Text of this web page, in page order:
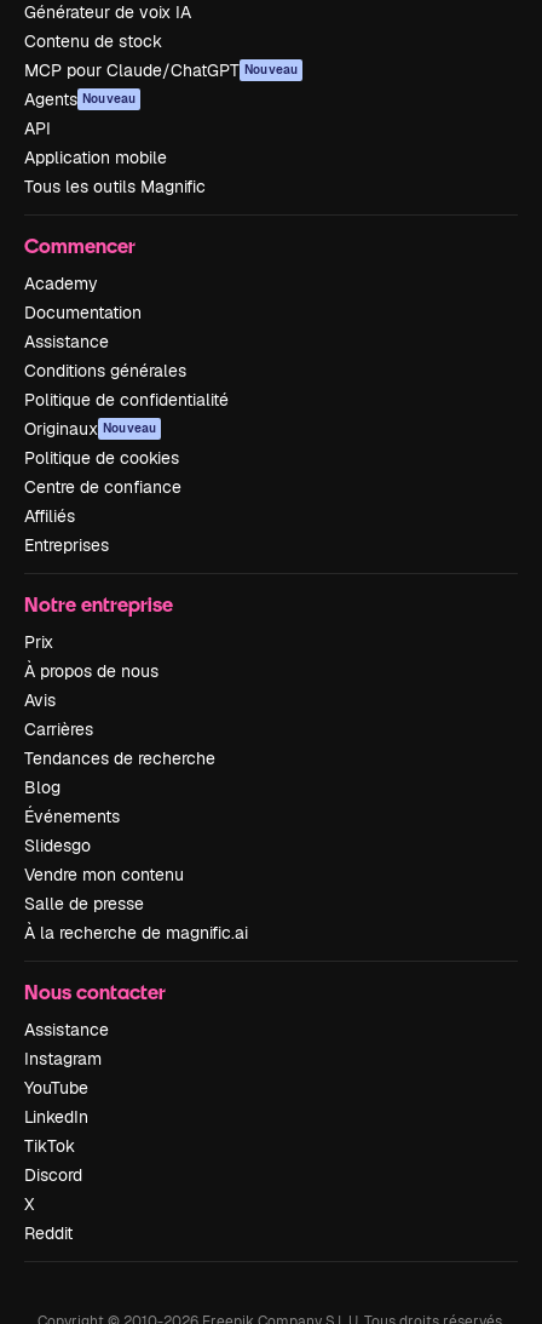
Générateur de voix IA
Contenu de stock
MCP pour Claude/ChatGPT Nouveau
Agents Nouveau
API
Application mobile
Tous les outils Magnific
Commencer
Academy
Documentation
Assistance
Conditions générales
Politique de confidentialité
Originaux Nouveau
Politique de cookies
Centre de confiance
Affiliés
Entreprises
Notre entreprise
Prix
À propos de nous
Avis
Carrières
Tendances de recherche
Blog
Événements
Slidesgo
Vendre mon contenu
Salle de presse
À la recherche de magnific.ai
Nous contacter
Assistance
Instagram
YouTube
LinkedIn
TikTok
Discord
X
Reddit